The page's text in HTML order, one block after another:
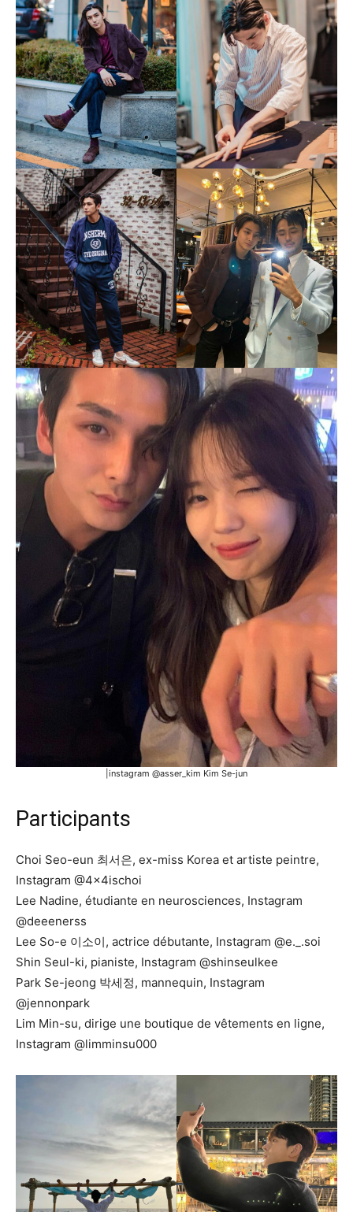
|instagram @asser_kim Kim Se-jun
Participants
Choi Seo-eun 최서은, ex-miss Korea et artiste peintre,
Instagram @4x4ischoi
Lee Nadine, étudiante en neurosciences, Instagram
@deeenerss
Lee So-e 이소이, actrice débutante, Instagram @e._.soi
Shin Seul-ki, pianiste, Instagram @shinseulkee
Park Se-jeong 박세정, mannequin, Instagram
@jennonpark
Lim Min-su, dirige une boutique de vêtements en ligne,
Instagram @limminsu000